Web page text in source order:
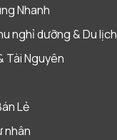
Nhanh
nghỉ dưỡng & Du lịch
Tài Nguyên
Lẻ
nhân